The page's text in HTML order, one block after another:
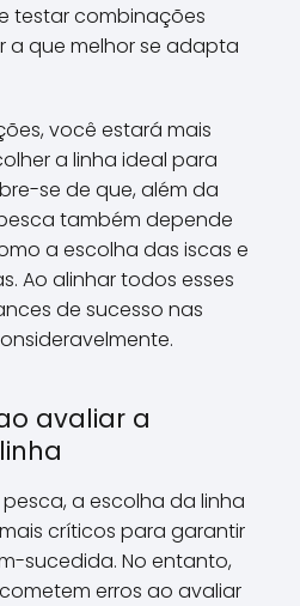
testar combinações
a que melhor se adapta
você estará mais
a linha ideal para
se de que, além da
também depende
a escolha das iscas e
Ao alinhar todos esses
de sucesso nas
avaliar a
a escolha da linha
críticos para garantir
sucedida. No entanto,
erros ao avaliar